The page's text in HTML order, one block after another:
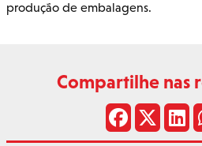
produção de embalagens.
Compartilhe nas